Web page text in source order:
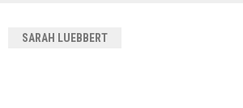
SARAH LUEBBERT